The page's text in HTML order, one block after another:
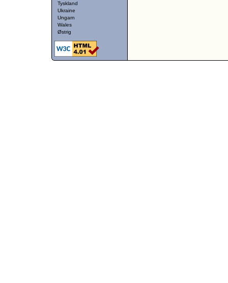
Tyskland
Ukraine
Ungarn
Wales
Østrig